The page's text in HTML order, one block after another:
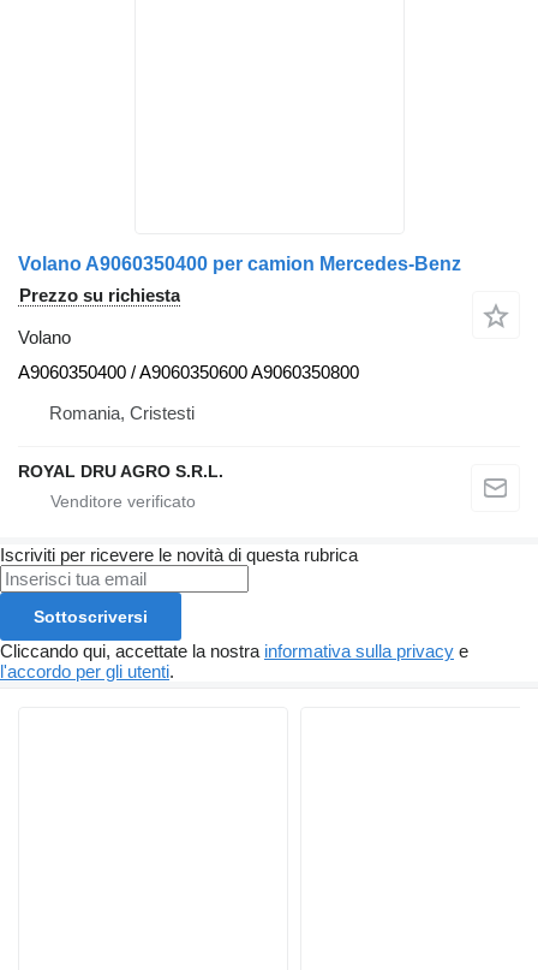
Volano A9060350400 per camion Mercedes-Benz
Prezzo su richiesta
Volano
A9060350400 / A9060350600 A9060350800
Romania, Cristesti
ROYAL DRU AGRO S.R.L.
Iscriviti per ricevere le novità di questa rubrica
Sottoscriversi
Cliccando qui, accettate la nostra informativa sulla privacy e
l'accordo per gli utenti.